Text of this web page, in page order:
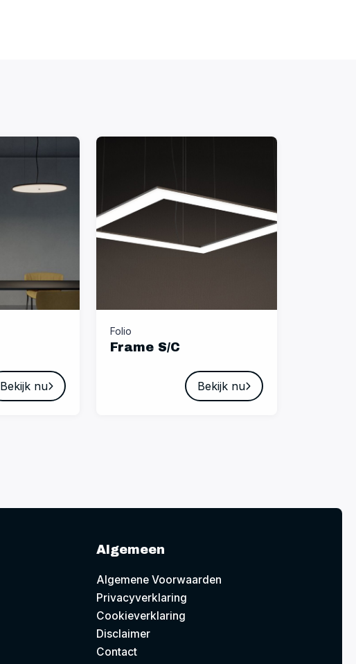
Bekijk nu
Folio
Frame S/C
Bekijk nu
Algemeen
Algemene Voorwaarden
Privacyverklaring
Cookieverklaring
Disclaimer
Contact